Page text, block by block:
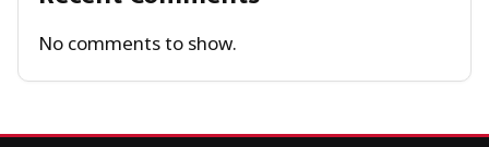
No comments to show.